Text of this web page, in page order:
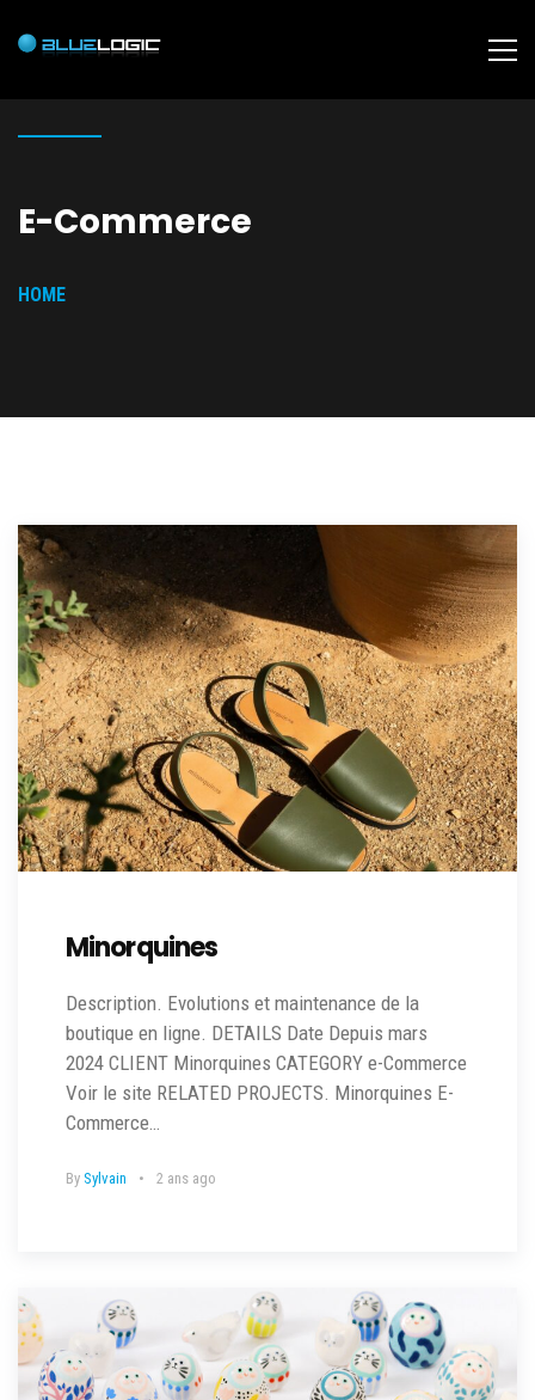
E-Commerce
HOME
Minorquines
Description. Evolutions et maintenance de la
boutique en ligne. DETAILS Date Depuis mars
2024 CLIENT Minorquines CATEGORY e-Commerce
Voir le site RELATED PROJECTS. Minorquines E-
Commerce…
By Sylvain 2 ans ago